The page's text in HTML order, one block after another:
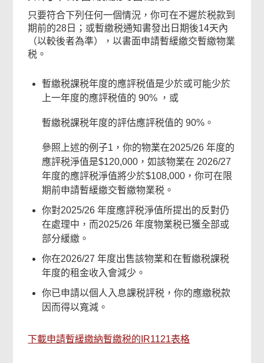
只要符合下列任何一個情況，你可在不遲於税款到
期前的28日；或暫繳税通知書發出日期後14天內
（以較後者為準），以書面申請暫緩繳交暫繳物業
税。
暫繳税課税年度的應評税值是少於或可能少於
上一年度的應評税值的 90% ，或
暫繳税課税年度的評估應評税值的 90%。
參照上述的例子1，你的物業在2025/26 年度的
應評税淨值是$120,000，如該物業在 2026/27
年度的應評税淨值將少於$108,000，你可在限
期前申請暫緩繳交暫繳物業税。
你對2025/26 年度應評税淨值所提出的反對仍
在處理中，而2025/26 年度物業税已獲全部或
部分緩繳。
你在2026/27 年度出售該物業和在暫繳税課税
年度的租金收入會減少。
你已申請以個人入息課税評税，你的應繳税款
因而得以寬減。
下載申請暫緩繳納暫繳税的IR1121表格